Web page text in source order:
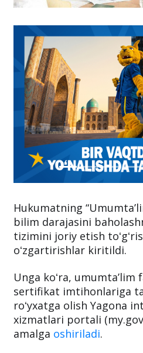
Hukumatning
bilim darajasini
tizimini joriy etish
oʻzgartirishlar kiritildi.
Unga koʻra,
sertifikat imtihonlariga
roʻyxatga olish Yagona
xizmatlari portali
amalga oshiriladi.